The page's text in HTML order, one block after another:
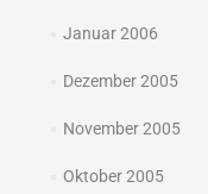
Januar 2006
Dezember 2005
November 2005
Oktober 2005